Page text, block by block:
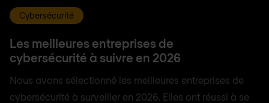
Cybersécurité
Les meilleures entreprises de
cybersécurité à suivre en 2026
Nous avons sélectionné les meilleures entreprises de
cybersécurité à surveiller en 2026. Elles ont réussi à se